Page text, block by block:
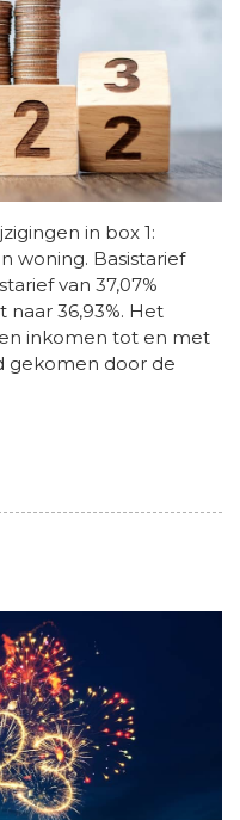
in box 1:
woning. Basistarief
van 37,07%
36,93%. Het
inkomen tot en met
gekomen door de